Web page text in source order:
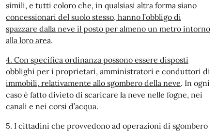
simili, e tutti coloro che, in qualsiasi altra forma siano
concessionari del suolo stesso, hanno l’obbligo di
spazzare dalla neve il posto per almeno un metro intorno
alla loro area.
4. Con specifica ordinanza possono essere disposti
obblighi per i proprietari, amministratori e conduttori di
immobili, relativamente allo sgombero della neve. In ogni
caso è fatto divieto di scaricare la neve nelle fogne, nei
canali e nei corsi d’acqua.
5. I cittadini che provvedono ad operazioni di sgombero